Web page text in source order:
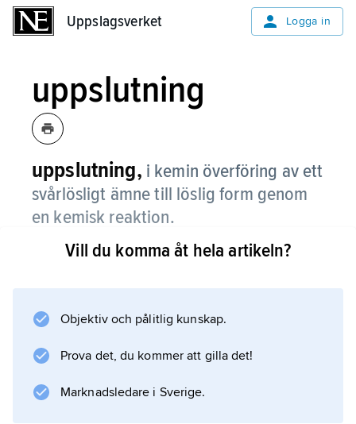
Uppslagsverket Logga in
uppslutning
uppslutning, i kemin överföring av ett
svårlösligt ämne till löslig form genom
en kemisk reaktion.
Exempelvis kan en i vatten svårlöslig basisk
2
svårlösliga fosfater i koncentrerad svavelsyra.
Vill du komma åt hela artikeln?
Objektiv och pålitlig kunskap.
Prova det, du kommer att gilla det!
Marknadsledare i Sverige.